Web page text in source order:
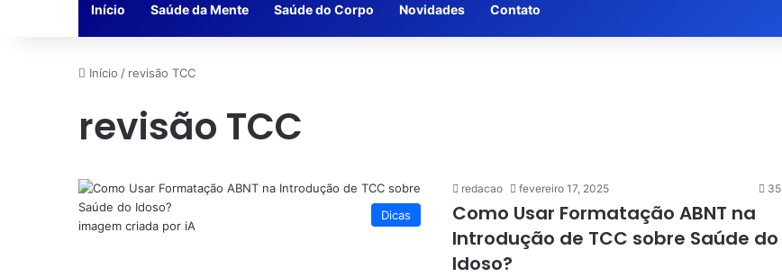
Início Saúde da Mente Saúde do Corpo Novidades Contato
Início / revisão TCC
revisão TCC
Dicas
imagem criada por iA
redacao fevereiro 17, 2025 35
Como Usar Formatação ABNT na
Introdução de TCC sobre Saúde do
Idoso?